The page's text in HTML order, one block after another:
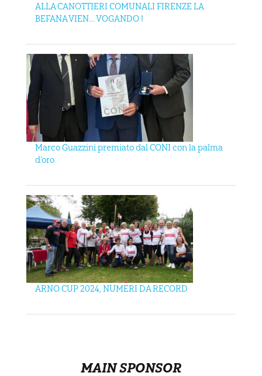
ALLA CANOTTIERI COMUNALI FIRENZE LA
BEFANA VIEN… VOGANDO !
Marco Guazzini premiato dal CONI con la palma
d’oro
ARNO CUP 2024, NUMERI DA RECORD
MAIN SPONSOR